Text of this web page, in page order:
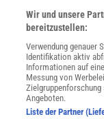
Angebote für
Angebote für
Sprachen lernen
Lexika
Für Spektrum
Wir und unsere
bereitzustellen:
Verwendung genauer
Identifikation aktiv
Informationen auf
Messung von
Angeboten.
Liste der Partner